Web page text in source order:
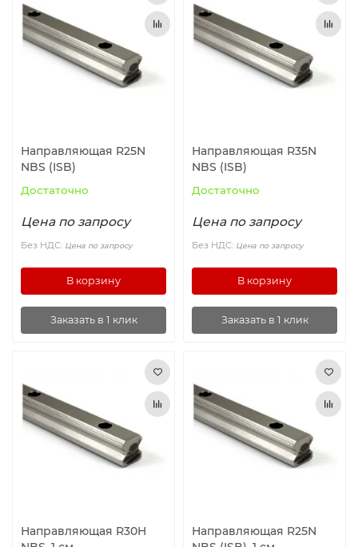
Направляющая R25N
NBS (ISB)
Достаточно
Цена по запросу
Без НДС: Цена по запросу
В корзину
Заказать в 1 клик
Направляющая R35N
NBS (ISB)
Достаточно
Цена по запросу
Без НДС: Цена по запросу
В корзину
Заказать в 1 клик
Направляющая R30H
Направляющая R25N